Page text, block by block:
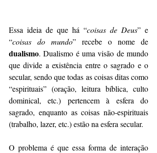
Essa ideia de que há “coisas de Deus” e
“coisas do mundo
dualismo. Dualismo é uma visão de mundo
que divide a existência entre o sagrado e o
secular, sendo que todas as coisas ditas como
“espirituais” (oração, leitura bíblica, culto
dominical, etc.) pertencem à esfera do
sagrado, enquanto as coisas não-espirituais
(trabalho, lazer, etc.) estão na esfera secular.
O problema é que essa forma de interação